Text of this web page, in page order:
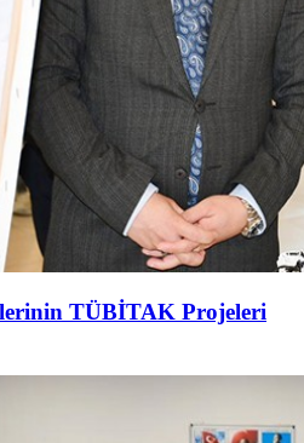
TÜBİTAK Projeleri